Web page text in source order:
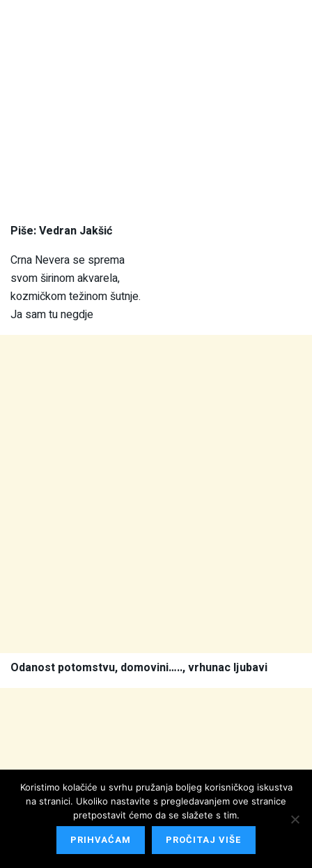
Piše: Vedran Jakšić
Crna Nevera se sprema
svom širinom akvarela,
kozmičkom težinom šutnje.
Ja sam tu negdje
Odanost potomstvu, domovini….., vrhunac ljubavi
Koristimo kolačiće u svrhu pružanja boljeg korisničkog iskustva
na stranici. Ukoliko nastavite s pregledavanjem ove stranice
pretpostavit ćemo da se slažete s tim.
PRIHVAĆAM PROČITAJ VIŠE